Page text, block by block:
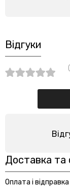
Відгуки
Доставка та
Оплата і